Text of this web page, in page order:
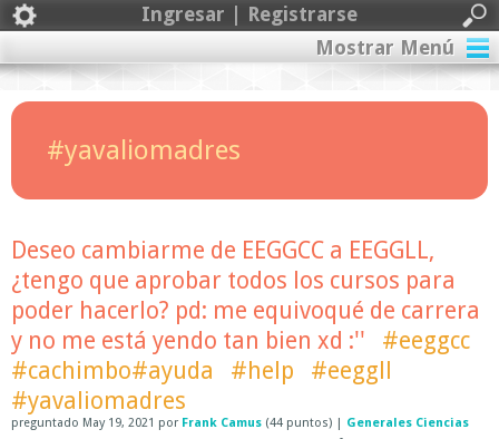
Ingresar | Registrarse
Mostrar Menú
#yavaliomadres
Deseo cambiarme de EEGGCC a EEGGLL,
¿tengo que aprobar todos los cursos para
poder hacerlo? pd: me equivoqué de carrera
y no me está yendo tan bien xd :''
#eeggcc
#cachimbo#ayuda
#help
#eeggll
#yavaliomadres
preguntado May 19, 2021 por Frank Camus (44 puntos) | Generales Ciencias